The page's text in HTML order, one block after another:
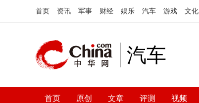
首页 资讯 军事 财经 娱乐 汽车 游戏 文化
汽车
首页 原创 文章 评测 视频